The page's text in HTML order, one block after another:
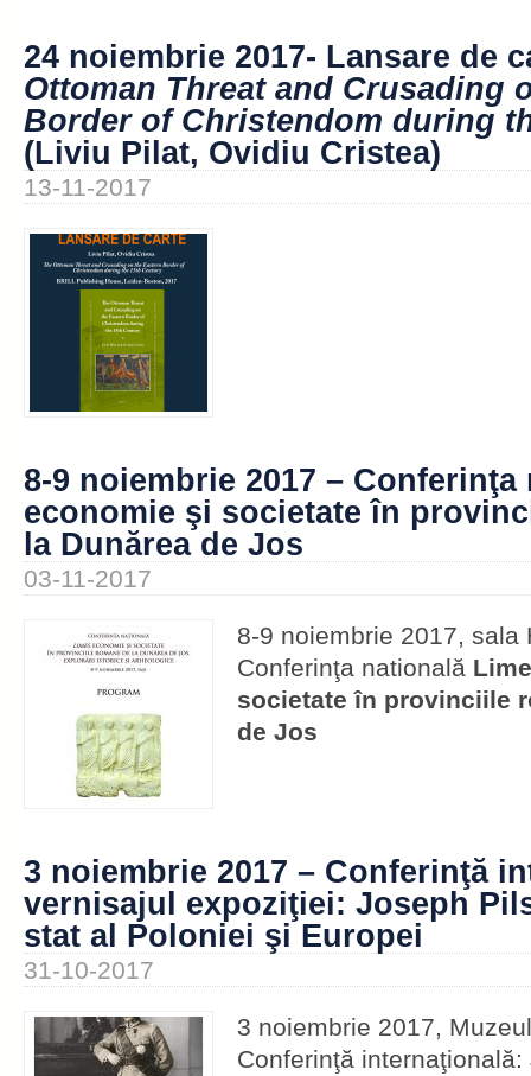
24 noiembrie 2017- Lansare de
Ottoman Threat and Crusading
Border of Christendom during
(Liviu Pilat, Ovidiu Cristea)
13-11-2017
8-9 noiembrie 2017 –
economie şi societate în
la Dunărea de Jos
03-11-2017
8-9 noiembrie 2017, sala
Conferinţa natională
societate în provinciile
de Jos
3 noiembrie 2017 – Conferinţă
vernisajul expoziţiei: Joseph
stat al Poloniei şi Europei
31-10-2017
3 noiembrie 2017,
Conferinţă